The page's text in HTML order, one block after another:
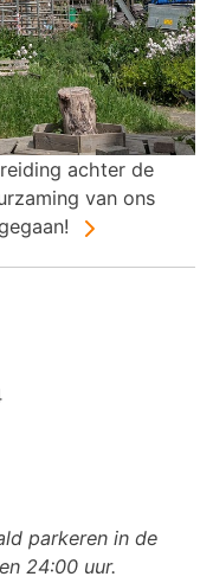
achter de
van ons
parkeren in de
24:00 uur.